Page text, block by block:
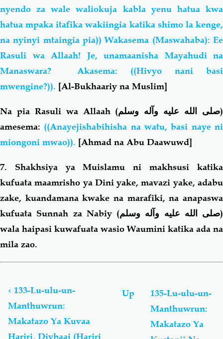
nyendo za wale waliokuja kabla yenu hatua kwa
hatua mpaka itafika wakiingia katika shimo la kenge,
na nyinyi mtaingia pia)) Wakasema (Maswahaba): Ee
Rasuli wa Allaah! Je, unamaanisha Mayahudi na
Manaswara? Akasema: ((Hivyo nani basi
mwengine?)). [Al-Bukhaariy na Muslim]
Na pia Rasuli wa Allaah (صلى الله عليه وآله وسلم)
amesema: ((Anayejishabihisha na watu, basi naye ni
miongoni mwao)). [Ahmad na Abu Daawuwd]
7. Shakhsiya ya Muislamu ni makhsusi katika
kufuata maamrisho ya Dini yake, mavazi yake, adabu
zake, kuandamana kwake na marafiki, na anapaswa
kufuata Sunnah za Nabiy (صلى الله عليه وآله وسلم)
wala haipasi kuwafuata wasio Waumini katika ada na
mila zao.
links
for
Lu-
ulu-
un-
‹ 133-Lu-ulu-un-
Manthuwrun:
Makatazo Ya Kuvaa
Hariri, Diybaaj (Hariri
Up
135-Lu-ulu-un-
Manthuwrun:
Makatazo Ya